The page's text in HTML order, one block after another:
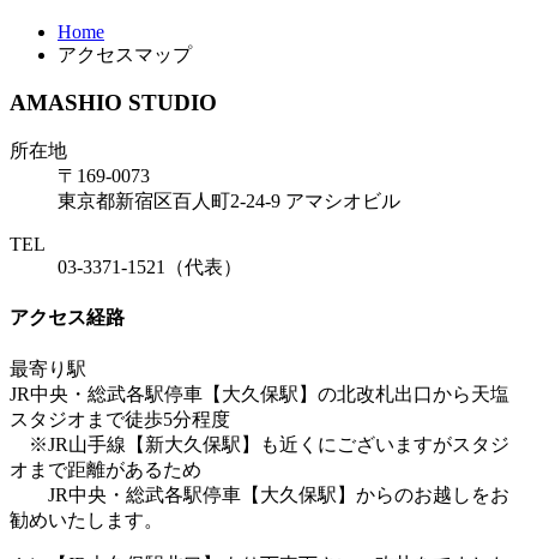
Home
アクセスマップ
AMASHIO STUDIO
所在地
〒169-0073
東京都新宿区百人町2-24-9 アマシオビル
TEL
03-3371-1521
（代表）
アクセス経路
最寄り駅
JR中央・総武各駅停車【大久保駅】の北改札出口から天塩
スタジオまで徒歩5分程度
※JR山手線【新大久保駅】も近くにございますがスタジ
オまで距離があるため
JR中央・総武各駅停車【大久保駅】からのお越しをお
勧めいたします。